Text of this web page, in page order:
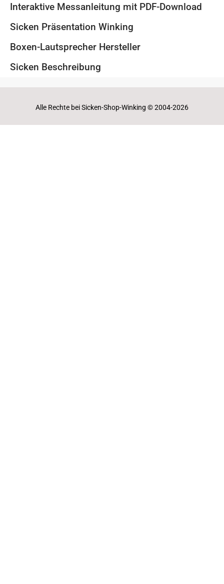
Interaktive Messanleitung mit PDF-Download
Sicken Präsentation Winking
Boxen-Lautsprecher Hersteller
Sicken Beschreibung
Alle Rechte bei Sicken-Shop-Winking © 2004-2026